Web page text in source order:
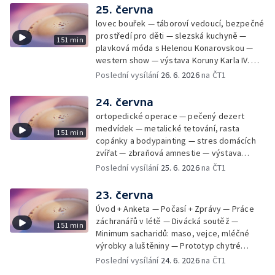
151 min
25. června
lovec bouřek — táboroví vedoucí, bezpečné
prostředí pro děti — slezská kuchyně —
plavková móda s Helenou Konarovskou —
western show — výstava Koruny Karla IV. —
mladý lezecký fenomén Josef Šindel
Poslední vysílání 26. 6. 2026na ČT1
151 min
24. června
ortopedické operace — pečený dezert
medvídek — metalické tetování, rasta
copánky a bodypainting — stres domácích
zvířat — zbraňová amnestie — výstava
mikrofotografií rostlin — fenomenální
Poslední vysílání 25. 6. 2026na ČT1
151 min
23. června
Úvod + Anketa — Počasí + Zprávy — Práce
záchranářů v létě — Divácká soutěž —
Minimum sacharidů: maso, vejce, mléčné
výrobky a luštěniny — Prototyp chytré
vložky do bot pro běžce — Anketa +
Poslední vysílání 24. 6. 2026na ČT1